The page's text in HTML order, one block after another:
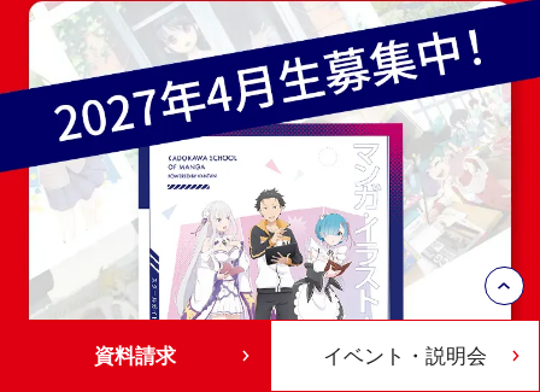
資料請求 イベント・説明会